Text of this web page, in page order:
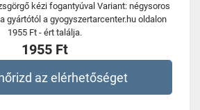
kézi fogantyúval Variant: négysoros
gyártótól a gyogyszertarcenter.hu oldalon
1955 Ft - ért találja.
1955 Ft
az elérhetőséget